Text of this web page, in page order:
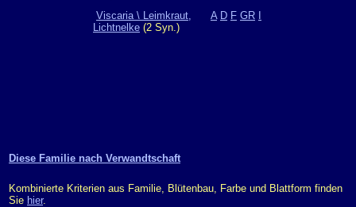
Viscaria \ Leimkraut,
Lichtnelke (2 Syn.)
A D F GR
Diese Familie nach Verwandtschaft
Kombinierte Kriterien aus Familie, Blütenbau, Farbe und Blattform finden
Sie hier.